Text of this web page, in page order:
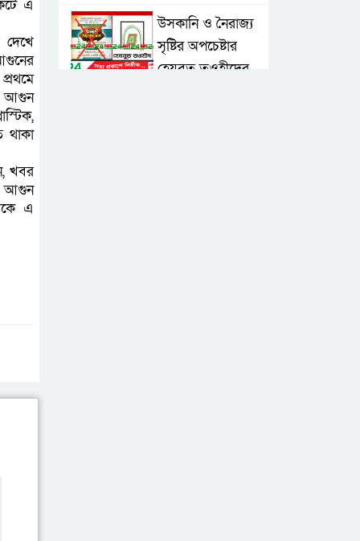
এ
দেখে
আগুন
থাকা
খবর
আগুন
এ
উসকানি ও নৈরাজ্য
সৃষ্টির অপচেষ্টার
হেযবুত তওহীদের